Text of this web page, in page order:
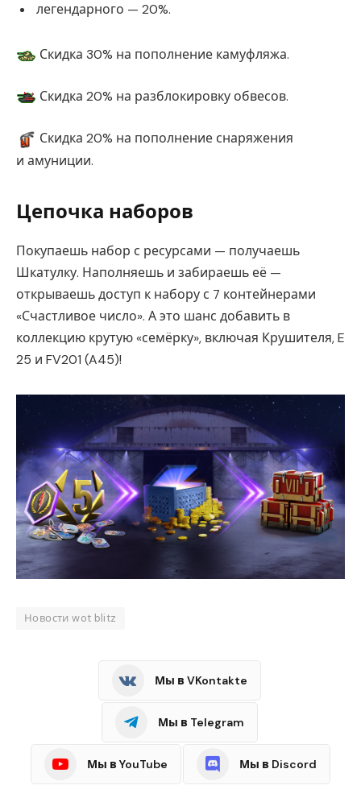
легендарного — 20%.
Скидка 30% на пополнение камуфляжа.
Скидка 20% на разблокировку обвесов.
Скидка 20% на пополнение снаряжения
и амуниции.
Цепочка наборов
Покупаешь набор с ресурсами — получаешь
Шкатулку. Наполняешь и забираешь её —
открываешь доступ к набору с 7 контейнерами
«Счастливое число». А это шанс добавить в
коллекцию крутую «семёрку», включая Крушителя, E
25 и FV201 (A45)!
Новости wot blitz
Мы в VKontakte
Мы в Telegram
Мы в YouTube Мы в Discord